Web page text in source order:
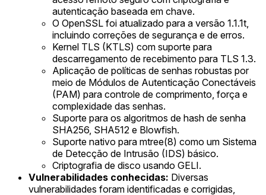
autenticação baseada em chave.
O OpenSSL foi atualizado para a versão 1.1.1t,
incluindo correções de segurança e de erros.
Kernel TLS (KTLS) com suporte para
descarregamento de recebimento para TLS 1.3.
Aplicação de políticas de senhas robustas por
meio de Módulos de Autenticação Conectáveis
(PAM) para controle de comprimento, força e
complexidade das senhas.
Suporte para os algoritmos de hash de senha
SHA256, SHA512 e Blowfish.
Suporte nativo para mtree(8) como um Sistema
de Detecção de Intrusão (IDS) básico.
Criptografia de disco usando GELI.
Vulnerabilidades conhecidas: Diversas
vulnerabilidades foram identificadas e corrigidas,